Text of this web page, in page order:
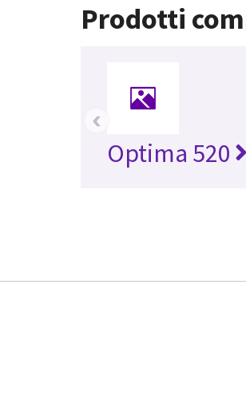
Prodotti
Optima 520
‹